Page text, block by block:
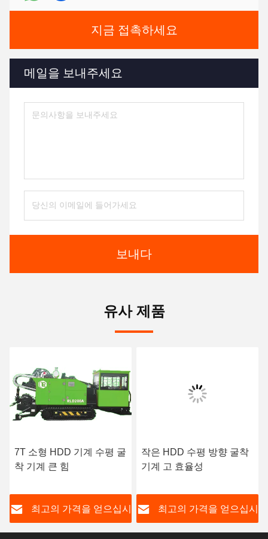
지금 접촉하세요
메일을 보내주세요
보내다
유사 제품
7T 소형 HDD 기계 수평 굴
착 기계 큰 힘
최고의 가격을 얻으십시
작은 HDD 수평 방향 굴착
기계 고 효율성
최고의 가격을 얻으십시